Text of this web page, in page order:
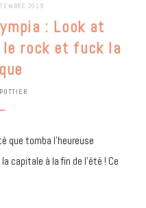
2019
: Look at
rock et fuck la
que tomba l’heureuse
capitale à la fin de l’été ! Ce